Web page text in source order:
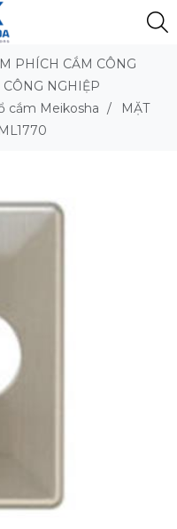
PHÍCH CẮM CÔNG
NGHIỆP
cắm Meikosha /
MẶT